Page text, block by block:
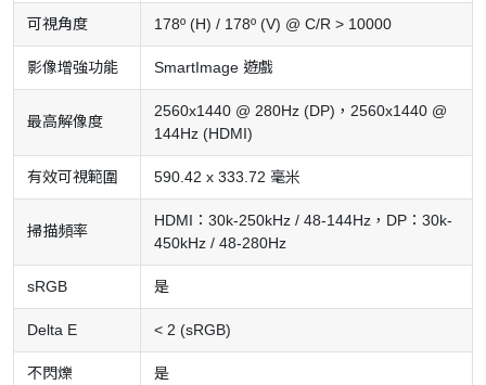
可視角度 178º (H) / 178º (V) @ C/R > 10000
影像增強功能 SmartImage 遊戲
最高解像度
2560x1440 @ 280Hz (DP)，2560x1440 @
144Hz (HDMI)
有效可視範圍 590.42 x 333.72 毫米
掃描頻率
HDMI：30k-250kHz / 48-144Hz，DP：30k-
450kHz / 48-280Hz
sRGB 是
Delta E < 2 (sRGB)
不閃爍 是